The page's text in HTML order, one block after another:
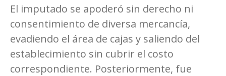
El imputado se apoderó sin derecho ni
consentimiento de diversa mercancía,
evadiendo el área de cajas y saliendo del
establecimiento sin cubrir el costo
correspondiente. Posteriormente, fue